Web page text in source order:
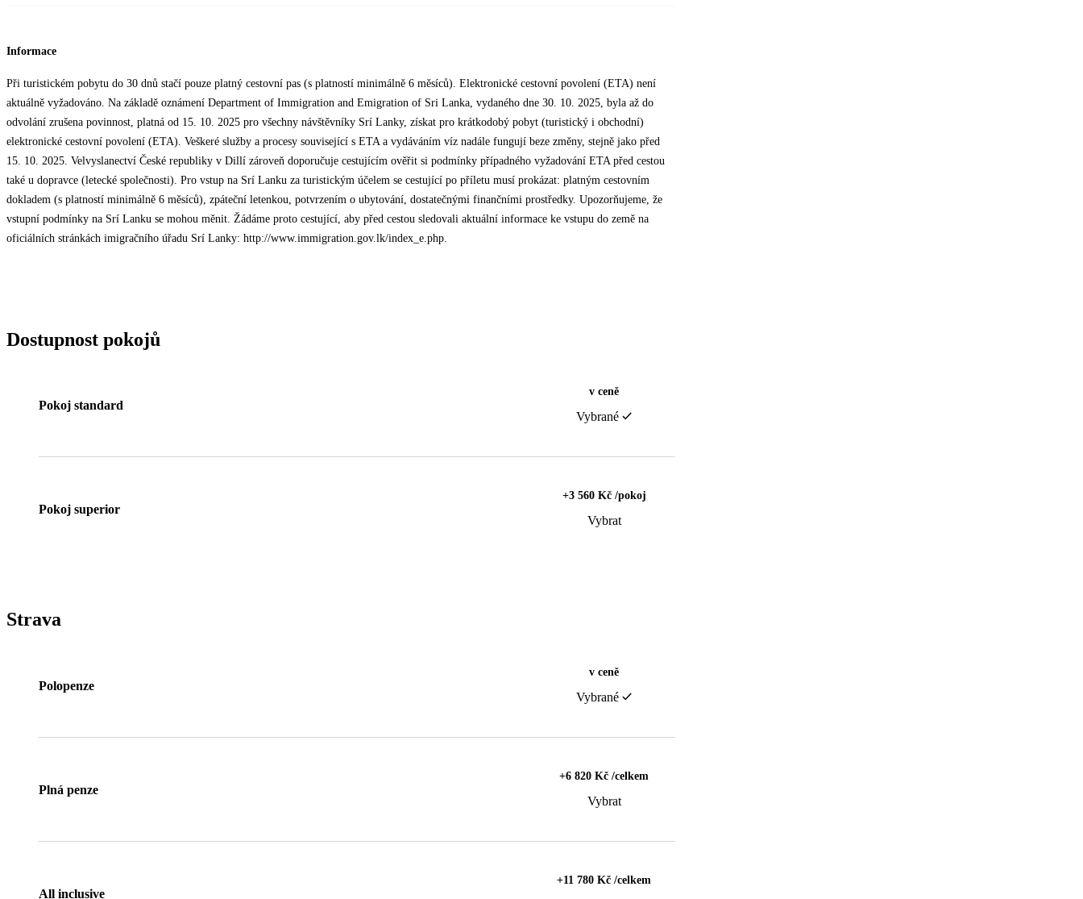
Informace
Při turistickém pobytu do 30 dnů stačí pouze platný cestovní pas (s platností minimálně 6 měsíců). Elektronické cestovní povolení (ETA) není
aktuálně vyžadováno. Na základě oznámení Department of Immigration and Emigration of Sri Lanka, vydaného dne 30. 10. 2025, byla až do
odvolání zrušena povinnost, platná od 15. 10. 2025 pro všechny návštěvníky Srí Lanky, získat pro krátkodobý pobyt (turistický i obchodní)
elektronické cestovní povolení (ETA). Veškeré služby a procesy související s ETA a vydáváním víz nadále fungují beze změny, stejně jako před
15. 10. 2025. Velvyslanectví České republiky v Dillí zároveň doporučuje cestujícím ověřit si podmínky případného vyžadování ETA před cestou
také u dopravce (letecké společnosti). Pro vstup na Srí Lanku za turistickým účelem se cestující po příletu musí prokázat: platným cestovním
dokladem (s platností minimálně 6 měsíců), zpáteční letenkou, potvrzením o ubytování, dostatečnými finančními prostředky. Upozorňujeme, že
vstupní podmínky na Srí Lanku se mohou měnit. Žádáme proto cestující, aby před cestou sledovali aktuální informace ke vstupu do země na
oficiálních stránkách imigračního úřadu Srí Lanky: http://www.immigration.gov.lk/index_e.php.
Dostupnost pokojů
Pokoj standard
v ceně
Vybrané
Pokoj superior
+3 560 Kč /pokoj
Vybrat
Strava
Polopenze
v ceně
Vybrané
Plná penze
+6 820 Kč /celkem
Vybrat
All inclusive
+11 780 Kč /celkem